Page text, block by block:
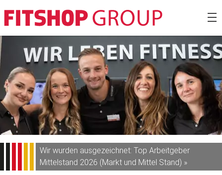
Zum
Inhalt
springen
Fitshop
Wir wurden ausgezeichnet: Top Arbeitgeber
Mittelstand 2026 (Markt und Mittel Stand) »